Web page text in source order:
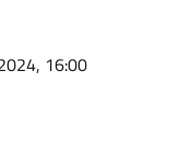
16:00